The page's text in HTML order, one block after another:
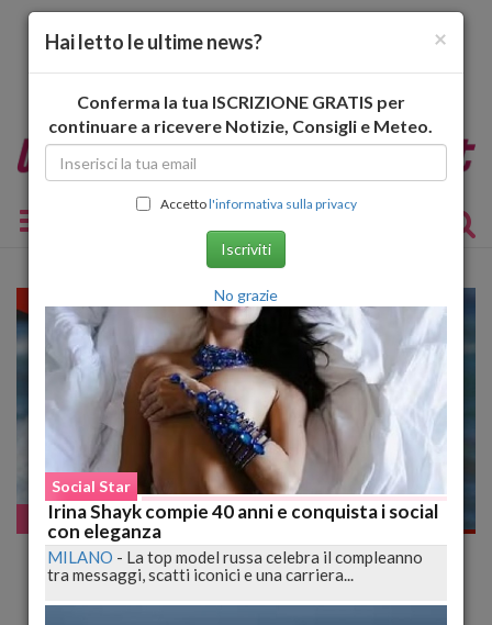
Toggle navigation
Paparazzate!
Giorgia Meloni col Pancione al Mare: "In
Famiglia è 'Lotta Aperta' per il Nome"
×
Hai letto le ultime news?
Conferma la tua ISCRIZIONE GRATIS per
continuare a ricevere Notizie, Consigli e Meteo.
Accettol'informativa sulla privacy
Iscriviti
No grazie
Social Star
Irina Shayk compie 40 anni e conquista i social
con eleganza
MILANO - La top model russa celebra il compleanno
tra messaggi, scatti iconici e una carriera...